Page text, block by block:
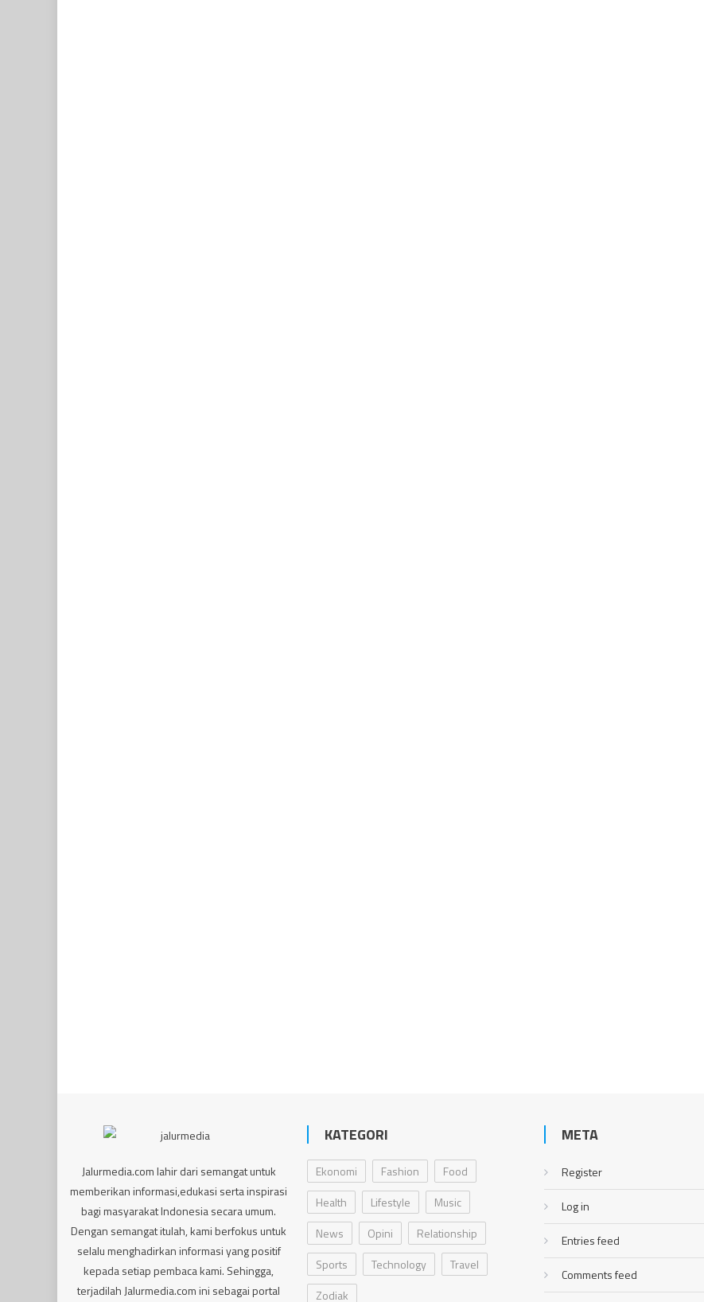
Jalurmedia.com lahir dari semangat untuk
memberikan informasi,edukasi serta inspirasi
bagi masyarakat Indonesia secara umum.
Dengan semangat itulah, kami berfokus untuk
selalu menghadirkan informasi yang positif
kepada setiap pembaca kami. Sehingga,
terjadilah Jalurmedia.com ini sebagai portal
KATEGORI
Ekonomi Fashion
Food
Health
Lifestyle
Music
News
Opini
Relationship
Sports
Technology
Travel
Zodiak
META
Register
Log in
Entries feed
Comments feed